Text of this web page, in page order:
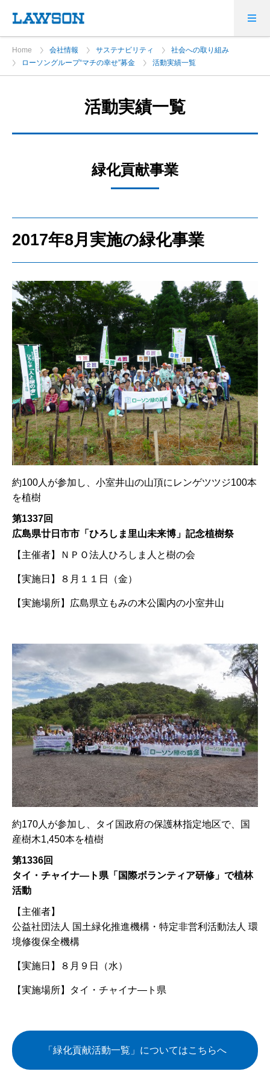
Home 会社情報 サステナビリティ
社会への取り組み
ローソングループ“マチの幸せ”募金
活動実績一覧
活動実績一覧
緑化貢献事業
2017年8月実施の緑化事業
約100人が参加し、小室井山の山頂にレンゲツツジ100本
を植樹
第1337回
広島県廿日市市「ひろしま里山未来博」記念植樹祭
【主催者】 ＮＰＯ法人ひろしま人と樹の会
【実施日】 ８月１１日（金）
【実施場所】 広島県立もみの木公園内の小室井山
約170人が参加し、タイ国政府の保護林指定地区で、国
産樹木1,450本を植樹
第1336回
タイ・チャイナ―ト県「国際ボランティア研修」で植林
活動
【主催者】
公益社団法人 国土緑化推進機構・特定非営利活動法人 環
境修復保全機構
【実施日】 ８月９日（水）
【実施場所】 タイ・チャイナ―ト県
「緑化貢献活動一覧」についてはこちらへ